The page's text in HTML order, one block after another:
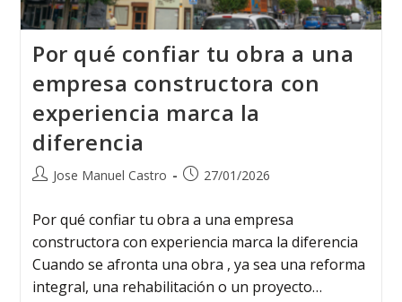
Por qué confiar tu obra a una
empresa constructora con
experiencia marca la
diferencia
Jose Manuel Castro 27/01/2026
Por qué confiar tu obra a una empresa
constructora con experiencia marca la diferencia
Cuando se afronta una obra , ya sea una reforma
integral, una rehabilitación o un proyecto…